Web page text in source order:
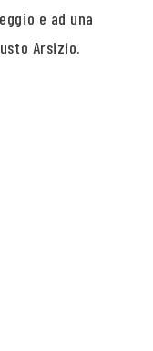
e ad una
Arsizio.